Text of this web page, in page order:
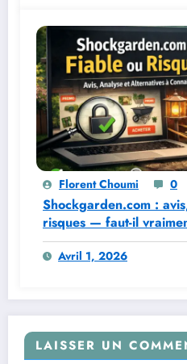
Florent Choumi 0
Shockgarden.com :
risques — faut-il
site ?
Avril 1, 2026
LAISSER UN